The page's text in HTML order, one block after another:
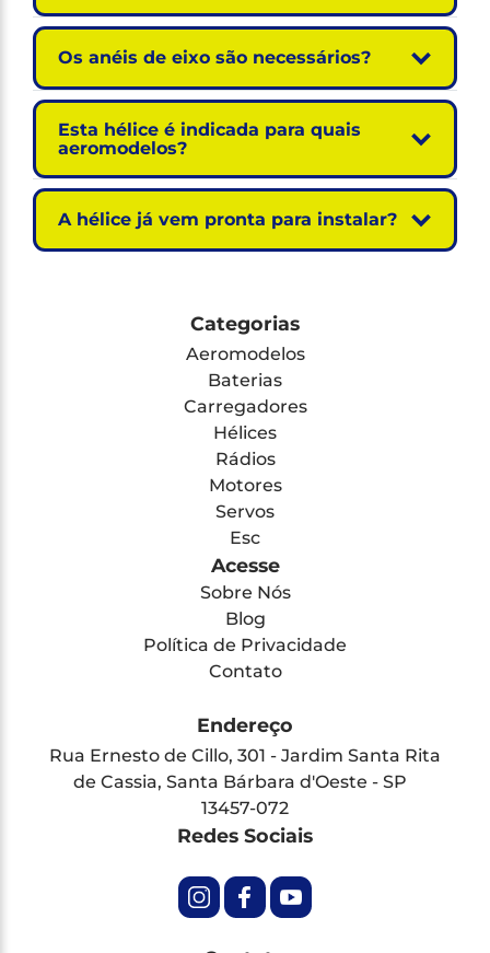
Os anéis de eixo são necessários?
Esta hélice é indicada para quais
aeromodelos?
A hélice já vem pronta para instalar?
Categorias
Aeromodelos
Baterias
Carregadores
Hélices
Rádios
Motores
Servos
Esc
Acesse
Sobre Nós
Blog
Política de Privacidade
Contato
Endereço
Rua Ernesto de Cillo, 301 - Jardim Santa Rita
de Cassia, Santa Bárbara d'Oeste - SP
13457-072
Redes Sociais